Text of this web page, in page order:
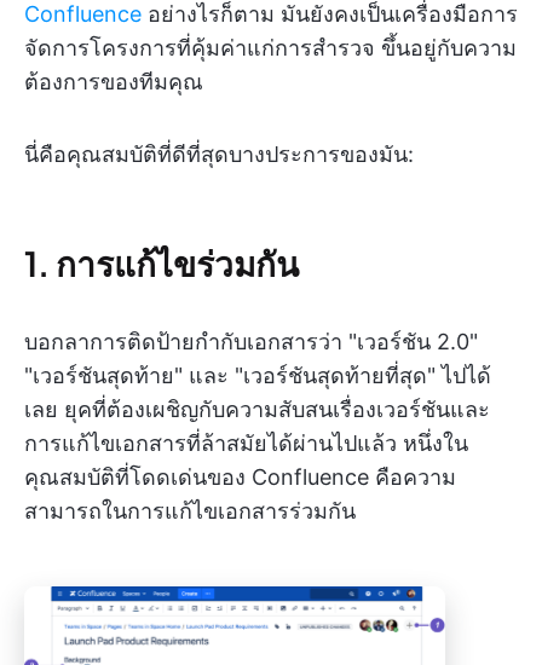
Confluence อย่างไรก็ตาม มันยังคงเป็นเครื่องมือการ
จัดการโครงการที่คุ้มค่าแก่การสำรวจ ขึ้นอยู่กับความ
ต้องการของทีมคุณ
นี่คือคุณสมบัติที่ดีที่สุดบางประการของมัน:
1. การแก้ไขร่วมกัน
บอกลาการติดป้ายกำกับเอกสารว่า "เวอร์ชัน 2.0"
"เวอร์ชันสุดท้าย" และ "เวอร์ชันสุดท้ายที่สุด" ไปได้
เลย ยุคที่ต้องเผชิญกับความสับสนเรื่องเวอร์ชันและ
การแก้ไขเอกสารที่ล้าสมัยได้ผ่านไปแล้ว หนึ่งใน
คุณสมบัติที่โดดเด่นของ Confluence คือความ
สามารถในการแก้ไขเอกสารร่วมกัน